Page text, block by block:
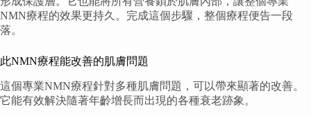
NMN療程的效果更持久。完成這個步驟，整個療程便告一段
落。
此NMN療程能改善的肌膚問題
這個專業NMN療程針對多種肌膚問題，可以帶來顯著的改善。
它能有效解決隨著年齡增長而出現的各種衰老跡象。